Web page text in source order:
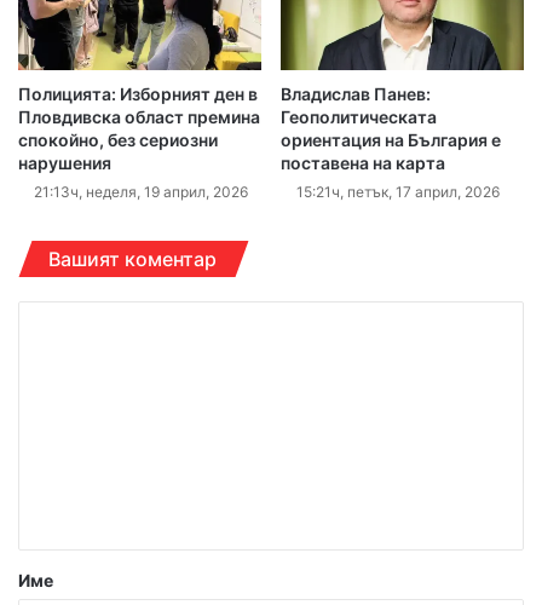
Полицията: Изборният ден в
Пловдивска област премина
спокойно, без сериозни
нарушения
21:13ч, неделя, 19 април, 2026
Владислав Панев:
Геополитическата
ориентация на България е
поставена на карта
15:21ч, петък, 17 април, 2026
Вашият коментар
р
Име